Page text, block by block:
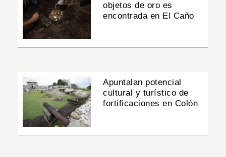
objetos de oro es
encontrada en El Caño
Apuntalan potencial
cultural y turístico de
fortificaciones en Colón